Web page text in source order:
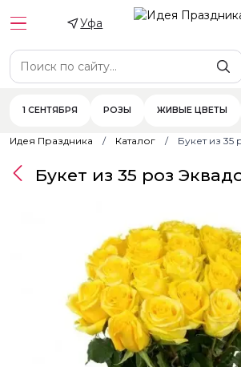
Уфа
1 СЕНТЯБРЯ РОЗЫ ЖИВЫЕ ЦВЕТЫ
Идея Праздника Каталог Букет из 35
Букет из 35 роз